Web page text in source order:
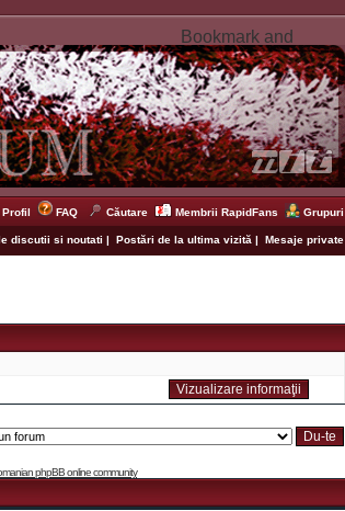
Profil FAQ Căutare Membrii RapidFans Grupuri
discutii si noutati | Postări de la ultima vizită | Mesaje private
phpBB online community